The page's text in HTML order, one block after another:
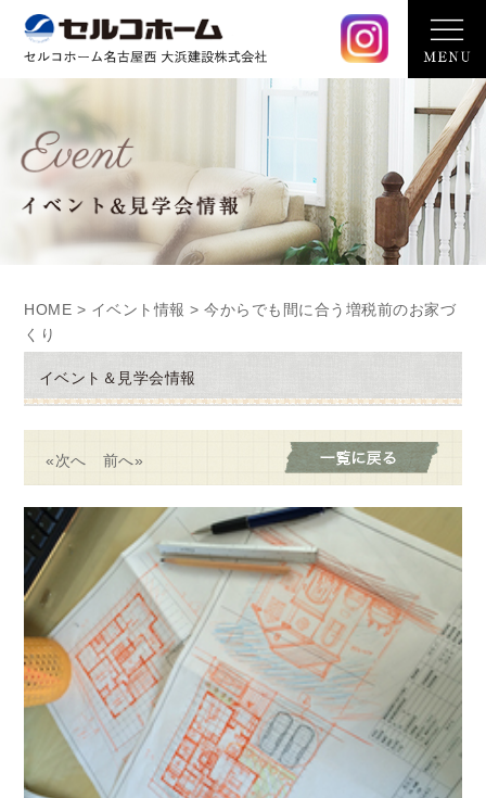
HOME > イベント情報 > 今からでも間に合う増税前のお家づ
くり
イベント＆見学会情報
«次へ 前へ»